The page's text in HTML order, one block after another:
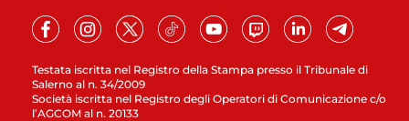
Testata iscritta nel Registro della Stampa presso il Tribunale di
Salerno al n. 34/2009
Società iscritta nel Registro degli Operatori di Comunicazione c/o
l’AGCOM al n. 20133